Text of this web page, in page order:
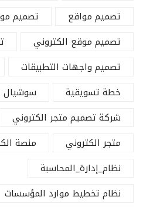
تصميم مواقع
تصميم
تصميم موقع الكتروني
تصميم واجهات التطبيقات
خطة تسويقية
سوشيال
شركة تصميم متجر الكتروني
متجر الكتروني
منصة
نظام_إدارة_المحاسبة
نظام تخطيط موارد المؤسسات